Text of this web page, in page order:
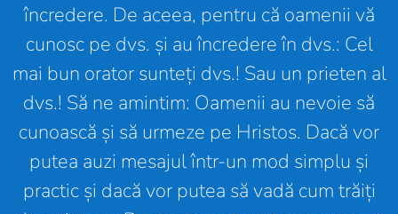
încredere. De aceea, pentru că oamenii vă
cunosc pe dvs. și au încredere în dvs.: Cel
mai bun orator sunteți dvs.! Sau un prieten al
dvs.! Să ne amintim: Oamenii au nevoie să
cunoască și să urmeze pe Hristos. Dacă vor
putea auzi mesajul într-un mod simplu și
practic și dacă vor putea să vadă cum trăiți